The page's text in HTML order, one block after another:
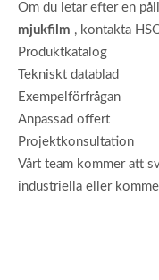
Om du letar efter en
mjukfilm , kontakta
Produktkatalog
Tekniskt datablad
Exempelförfrågan
Anpassad offert
Projektkonsultation
Vårt team kommer att
industriella eller